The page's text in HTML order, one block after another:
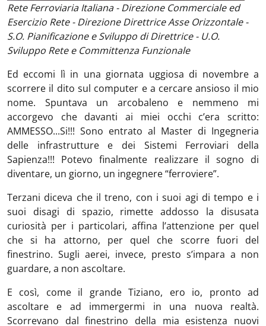
Rete Ferroviaria Italiana - Direzione Commerciale ed
Esercizio Rete - Direzione Direttrice Asse Orizzontale -
S.O. Pianificazione e Sviluppo di Direttrice - U.O.
Sviluppo Rete e Committenza Funzionale
Ed eccomi lì in una giornata uggiosa di novembre a
scorrere il dito sul computer e a cercare ansioso il mio
nome. Spuntava un arcobaleno e nemmeno mi
accorgevo che davanti ai miei occhi c’era scritto:
AMMESSO...Si!!! Sono entrato al Master di Ingegneria
delle infrastrutture e dei Sistemi Ferroviari della
Sapienza!!! Potevo finalmente realizzare il sogno di
diventare, un giorno, un ingegnere “ferroviere”.
Terzani diceva che il treno, con i suoi agi di tempo e i
suoi disagi di spazio, rimette addosso la disusata
curiosità per i particolari, affina l’attenzione per quel
che si ha attorno, per quel che scorre fuori del
finestrino. Sugli aerei, invece, presto s’impara a non
guardare, a non ascoltare.
E così, come il grande Tiziano, ero io, pronto ad
ascoltare e ad immergermi in una nuova realtà.
Scorrevano dal finestrino della mia esistenza nuovi